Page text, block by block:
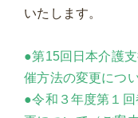
いたします。
●第15回日本介護
催方法の変更につ
●令和３年度第１